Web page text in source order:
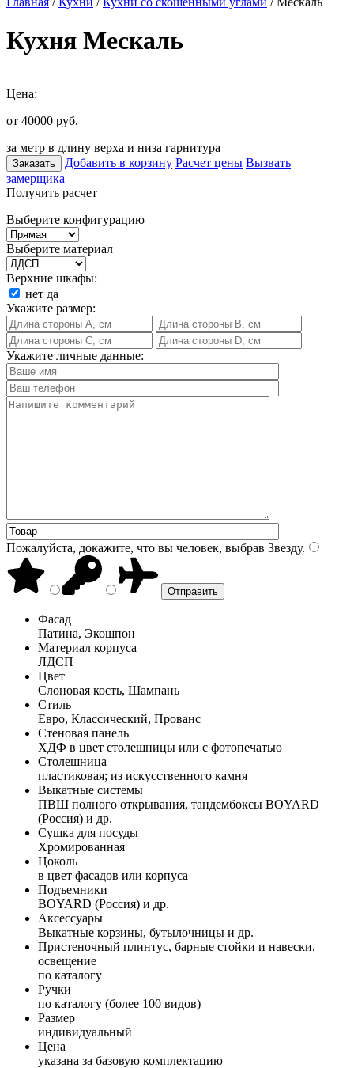
Кухня Мескаль
Цена:
от 40000 руб.
за метр в длину верха и низа гарнитура
Заказать Добавить в корзину Расчет цены Вызвать
замерщика
Получить расчет
Выберите конфигурацию
Выберите материал
Верхние шкафы:
нет да
Укажите размер:
Укажите личные данные:
Пожалуйста, докажите, что вы человек, выбрав Звезду.
Фасад
Патина, Экошпон
Материал корпуса
ЛДСП
Цвет
Слоновая кость, Шампань
Стиль
Евро, Классический, Прованс
Стеновая панель
ХДФ в цвет столешницы или с фотопечатью
Столешница
пластиковая; из искусственного камня
Выкатные системы
ПВШ полного открывания, тандембоксы BOYARD
(Россия) и др.
Сушка для посуды
Хромированная
Цоколь
в цвет фасадов или корпуса
Подъемники
BOYARD (Россия) и др.
Аксессуары
Выкатные корзины, бутылочницы и др.
Пристеночный плинтус, барные стойки и навески,
освещение
по каталогу
Ручки
по каталогу (более 100 видов)
Размер
индивидуальный
Цена
указана за базовую комплектацию